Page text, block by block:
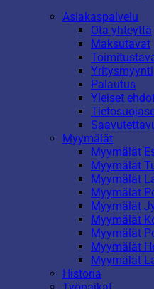
Asiakaspalvelu
Ota yhteyttä
Maksutavat
Yritysmyynti
Palautus
Yleiset
Myymälät
Myymälät
Myymälät
Myymälät
Myymälät
Myymälät
Myymälät
Myymälät
Myymälät
Myymälät
Historia